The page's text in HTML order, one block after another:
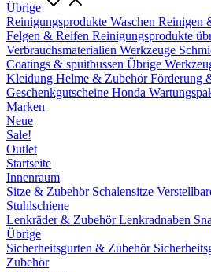
Übrige
Reinigungsprodukte Waschen Reinigen
Felgen & Reifen Reinigungsprodukte
Verbrauchsmaterialien Werkzeuge
Coatings & spuitbussen Übrige
Kleidung Helme & ZubehörFörderung
Geschenkgutscheine Honda
Marken
Neue
Sale!
Outlet
Startseite
Innenraum
Sitze & Zubehör Schalensitze
Stuhlschiene
Lenkräder & ZubehörLenkradnaben
Übrige
Sicherheitsgurten & Zubehör
Zubehör